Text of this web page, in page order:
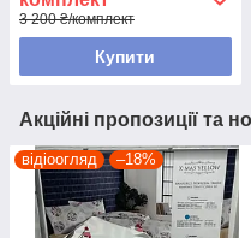
3 200 ₴/комплект
Купити
Акційні пропозиції та
відіоогляд –18%